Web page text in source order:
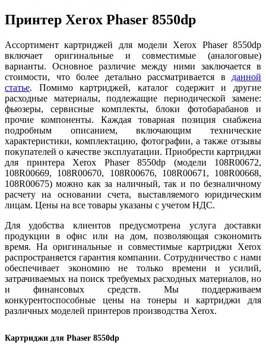
Принтер Xerox Phaser 8550dp
Ассортимент картриджей для модели Xerox Phaser 8550dp
включает оригинальные и совместимые (аналоговые)
варианты. Основное различие между ними заключается в
стоимости, что более детально рассматривается в данной
статье. Помимо картриджей, каталог содержит и другие
расходные материалы, подлежащие периодической замене:
фьюзеры, сервисные комплекты, блоки фотобарабанов и
прочие компоненты. Каждая товарная позиция снабжена
подробным описанием, включающим технические
характеристики, комплектацию, фотографии, а также отзывы
покупателей о качестве эксплуатации. Приобрести картриджи
для принтера Xerox Phaser 8550dp (модели 108R00672,
108R00669, 108R00670, 108R00676, 108R00671, 108R00668,
108R00675) можно как за наличный, так и по безналичному
расчету на основании счета, выставляемого юридическим
лицам. Цены на все товары указаны с учетом НДС.
Для удобства клиентов предусмотрена услуга доставки
продукции в офис или на дом, позволяющая сэкономить
время. На оригинальные и совместимые картриджи Xerox
распространяется гарантия компании. Сотрудничество с нами
обеспечивает экономию не только времени и усилий,
затрачиваемых на поиск требуемых расходных материалов, но
и финансовых средств. Мы поддерживаем
конкурентоспособные цены на тонеры и картриджи для
различных моделей принтеров производства Xerox.
Картриджи для Phaser 8550dp